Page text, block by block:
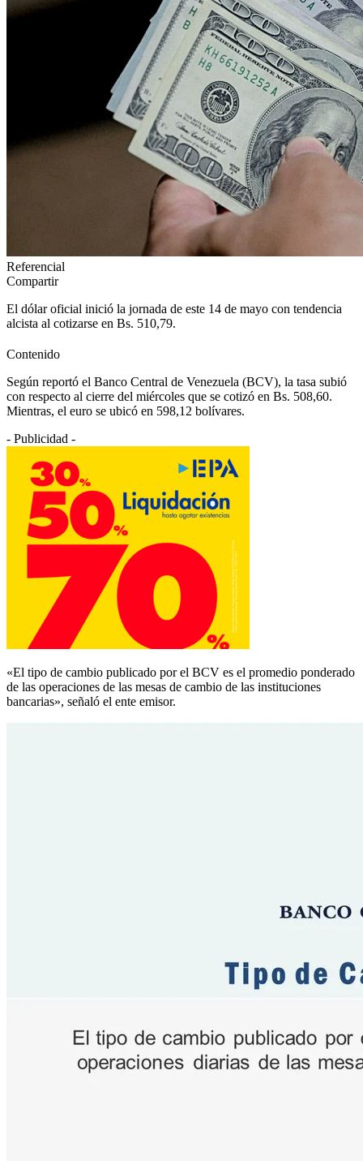
Referencial
Compartir
El dólar oficial inició la jornada de este 14 de mayo con tendencia
alcista al cotizarse en Bs. 510,79.
Contenido
Según reportó el Banco Central de Venezuela (BCV), la tasa subió
con respecto al cierre del miércoles que se cotizó en Bs. 508,60.
Mientras, el euro se ubicó en 598,12 bolívares.
- Publicidad -
«El tipo de cambio publicado por el BCV es el promedio ponderado
de las operaciones de las mesas de cambio de las instituciones
bancarias», señaló el ente emisor.